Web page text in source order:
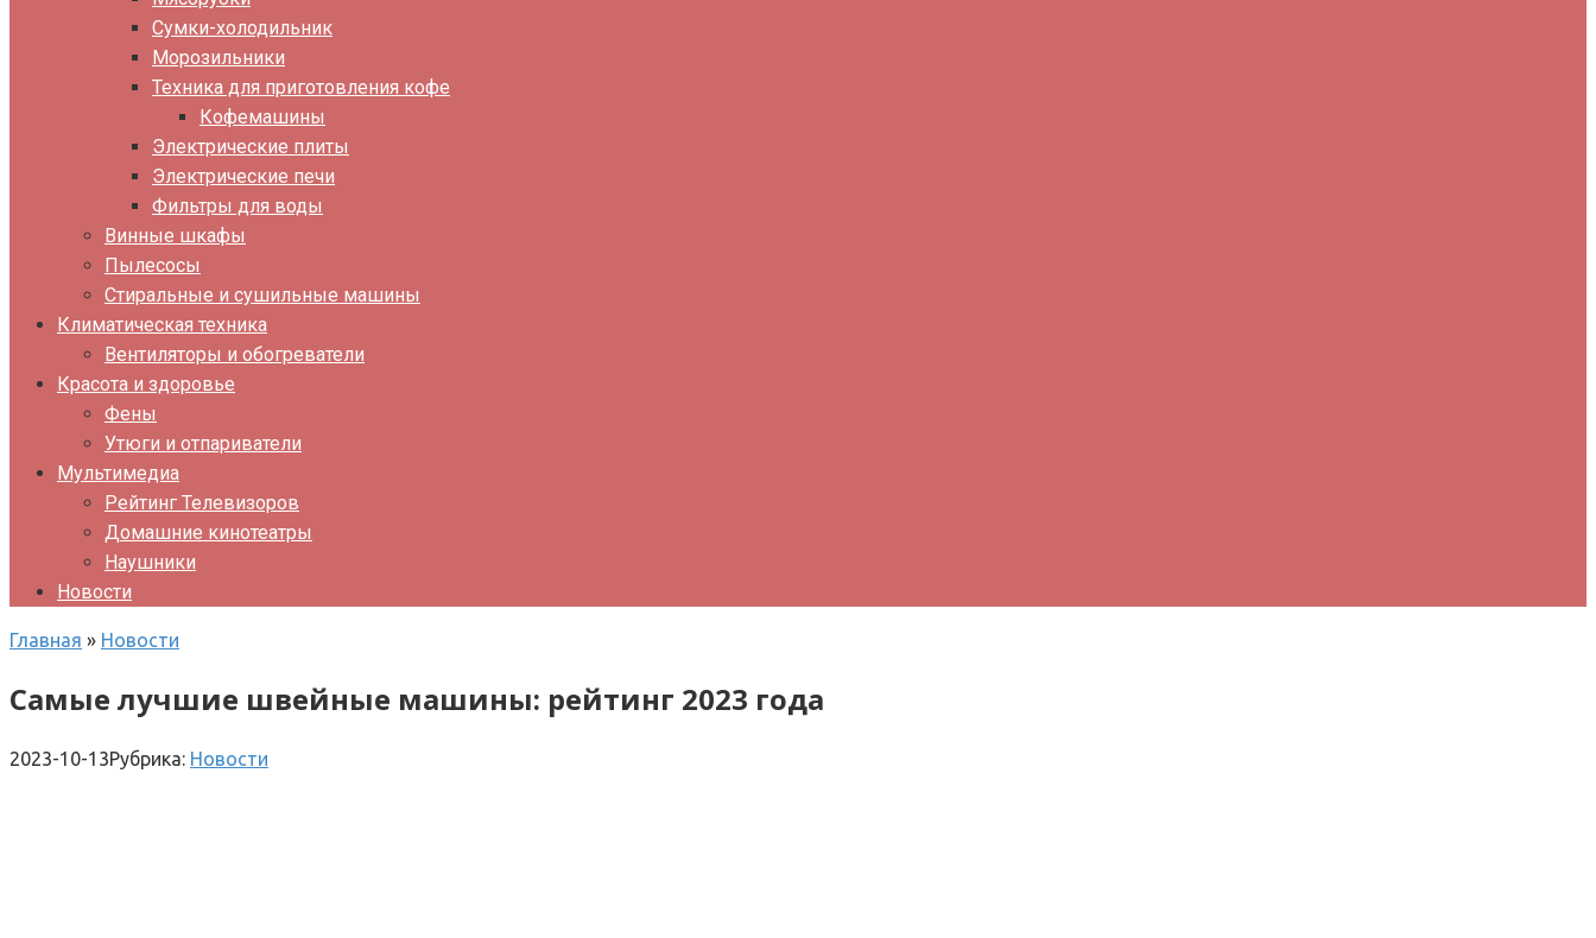
Сумки-холодильник
Морозильники
Техника для приготовления кофе
Кофемашины
Электрические плиты
Электрические печи
Фильтры для воды
Винные шкафы
Пылесосы
Стиральные и сушильные машины
Климатическая техника
Вентиляторы и обогреватели
Красота и здоровье
Фены
Утюги и отпариватели
Мультимедиа
Рейтинг Телевизоров
Домашние кинотеатры
Наушники
Новости
Главная » Новости
Самые лучшие швейные машины: рейтинг 2023 года
2023-10-13Рубрика: Новости